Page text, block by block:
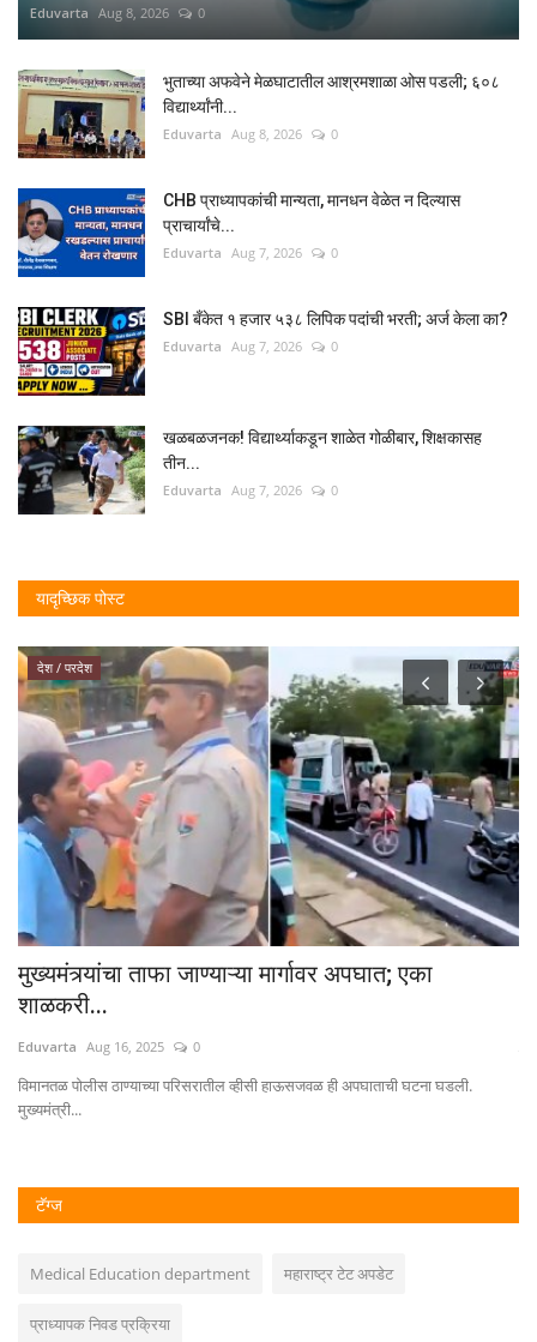
Eduvarta Aug 8, 2026 0
भुताच्या अफवेने मेळघाटातील आश्रमशाळा ओस पडली; ६०८
विद्यार्थ्यांनी...
Eduvarta Aug 8, 2026 0
CHB प्राध्यापकांची मान्यता, मानधन वेळेत न दिल्यास
प्राचार्यांचे...
Eduvarta Aug 7, 2026 0
SBI बँकेत १ हजार ५३८ लिपिक पदांची भरती; अर्ज केला का?
Eduvarta Aug 7, 2026 0
खळबळजनक! विद्यार्थ्याकडून शाळेत गोळीबार, शिक्षकासह
तीन...
Eduvarta Aug 7, 2026 0
यादृच्छिक पोस्ट
देश / परदेश
मुख्यमंत्र्यांचा ताफा जाण्याऱ्या मार्गावर अपघात; एका
शाळकरी...
Eduvarta Aug 16, 2025 0
विमानतळ पोलीस ठाण्याच्या परिसरातील व्हीसी हाऊसजवळ ही अपघाताची घटना घडली.
मुख्यमंत्री...
टॅग्ज
Medical Education department महाराष्ट्र टेट अपडेट
प्राध्यापक निवड प्रक्रिया